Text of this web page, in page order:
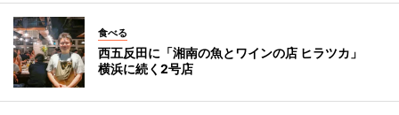
食べる
西五反田に「湘南の魚とワインの店 ヒラツカ」
横浜に続く2号店